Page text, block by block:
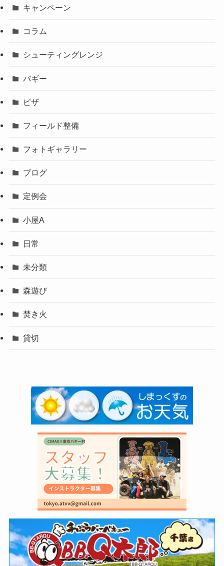
キャンペーン
コラム
シューティングレンジ
バギー
ピザ
フィールド整備
フォトギャラリー
ブログ
定例会
小屋A
日常
未分類
森遊び
焚き火
貸切